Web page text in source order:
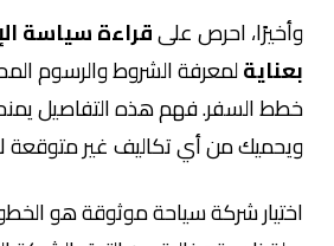
وأخيرًا، احرص علىقراءة سياسة
بعنايةلمعرفة الشروط والرسوم
خطط السفر. فهم هذه التفاصيل
ويحميك من أي تكاليف غير متوقعة
اختيار شركة سياحة موثوقة هو